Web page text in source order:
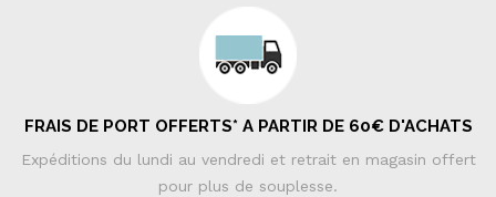
FRAIS DE PORT OFFERTS* A PARTIR DE 60€ D'ACHATS
Expéditions du lundi au vendredi et retrait en magasin offert
pour plus de souplesse.